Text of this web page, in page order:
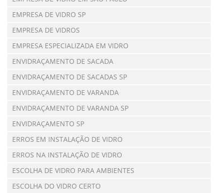
EMPRESA DE VIDRO SP
EMPRESA DE VIDROS
EMPRESA ESPECIALIZADA EM VIDRO
ENVIDRAÇAMENTO DE SACADA
ENVIDRAÇAMENTO DE SACADAS SP
ENVIDRAÇAMENTO DE VARANDA
ENVIDRAÇAMENTO DE VARANDA SP
ENVIDRAÇAMENTO SP
ERROS EM INSTALAÇÃO DE VIDRO
ERROS NA INSTALAÇÃO DE VIDRO
ESCOLHA DE VIDRO PARA AMBIENTES
ESCOLHA DO VIDRO CERTO